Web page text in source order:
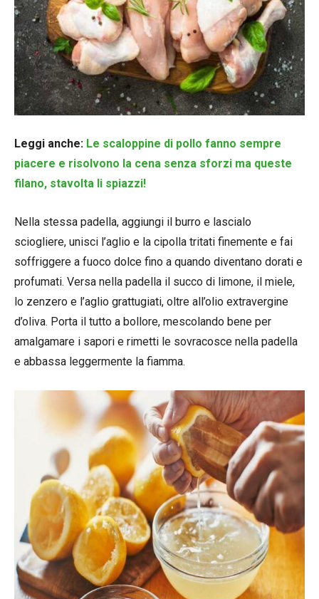
Leggi anche: Le scaloppine di pollo fanno sempre
piacere e risolvono la cena senza sforzi ma queste
filano, stavolta li spiazzi!
Nella stessa padella, aggiungi il burro e lascialo
sciogliere, unisci l’aglio e la cipolla tritati finemente e fai
soffriggere a fuoco dolce fino a quando diventano dorati e
profumati. Versa nella padella il succo di limone, il miele,
lo zenzero e l’aglio grattugiati, oltre all’olio extravergine
d’oliva. Porta il tutto a bollore, mescolando bene per
amalgamare i sapori e rimetti le sovracosce nella padella
e abbassa leggermente la fiamma.